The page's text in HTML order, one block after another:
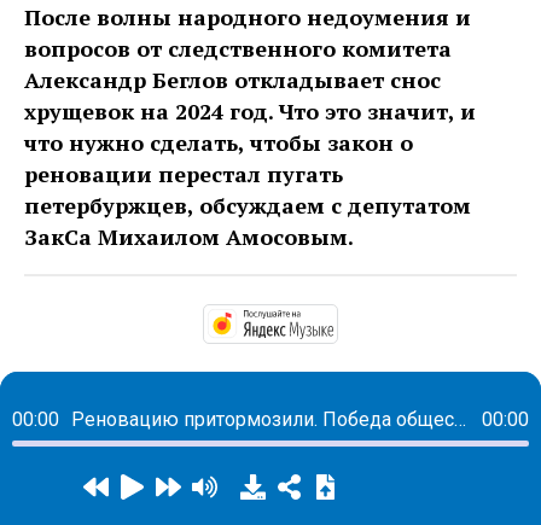
После волны народного недоумения и
вопросов от следственного комитета
Александр Беглов откладывает снос
хрущевок на 2024 год. Что это значит, и
что нужно сделать, чтобы закон о
реновации перестал пугать
петербуржцев, обсуждаем с депутатом
ЗакСа Михаилом Амосовым.
00:00 Реновацию притормозили. Победа общества или Смольный готовится к выборам губернатора 2024? 00:00